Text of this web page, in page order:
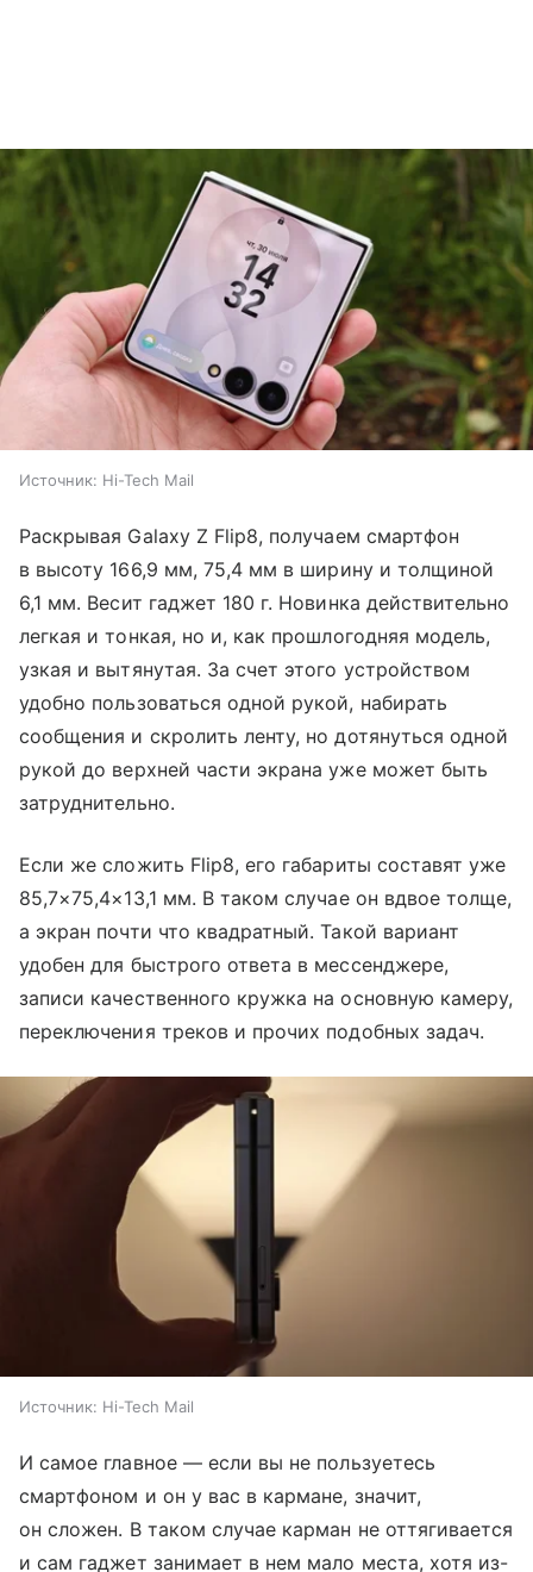
Источник: Hi-Tech Mail
Раскрывая Galaxy Z Flip8, получаем смартфон
в высоту 166,9 мм, 75,4 мм в ширину и толщиной
6,1 мм. Весит гаджет 180 г. Новинка действительно
легкая и тонкая, но и, как прошлогодняя модель,
узкая и вытянутая. За счет этого устройством
удобно пользоваться одной рукой, набирать
сообщения и скролить ленту, но дотянуться одной
рукой до верхней части экрана уже может быть
затруднительно.
Если же сложить Flip8, его габариты составят уже
85,7×75,4×13,1 мм. В таком случае он вдвое толще,
а экран почти что квадратный. Такой вариант
удобен для быстрого ответа в мессенджере,
записи качественного кружка на основную камеру,
переключения треков и прочих подобных задач.
Источник: Hi-Tech Mail
И самое главное — если вы не пользуетесь
смартфоном и он у вас в кармане, значит,
он сложен. В таком случае карман не оттягивается
и сам гаджет занимает в нем мало места, хотя из-